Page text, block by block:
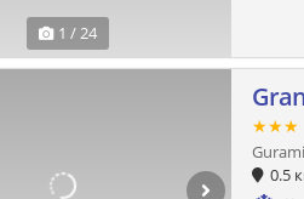
1 / 24
★★★
0.5